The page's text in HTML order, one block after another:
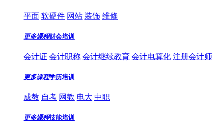
平面 软硬件 网站 装饰 维修
更多课程财会培训
会计证 会计职称 会计继续教育 会计电算化 注册会计师
更多课程学历培训
成教 自考 网教 电大 中职
更多课程技能培训